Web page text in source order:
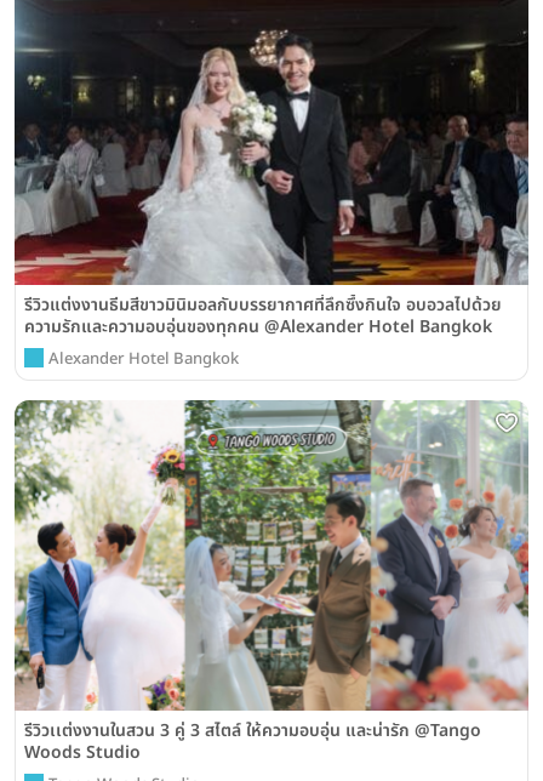
รีวิวแต่งงานธีมสีขาวมินิมอลกับบรรยากาศที่ลึกซึ้งกินใจ อบอวลไปด้วย
ความรักและความอบอุ่นของทุกคน @Alexander Hotel Bangkok
Alexander Hotel Bangkok
รีวิวเเต่งงานในสวน 3 คู่ 3 สไตล์ ให้ความอบอุ่น และน่ารัก @Tango
Woods Studio